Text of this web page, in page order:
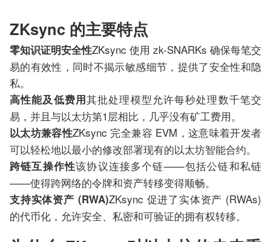
ZKsync 的主要特点
零知识证明安全性ZKsync 使用 zk-SNARKs 确保每笔交
易的有效性，同时不揭示敏感细节，提供了安全性和隐
私。
高性能及低费用其批处理模型允许每秒处理数千笔交
易，并且与以太坊第1层相比，几乎没有矿工费用。
以太坊兼容性ZKsync 完全兼容 EVM，这意味着开发者
可以轻松地以最小的修改部署现有的以太坊智能合约。
跨链互操作性该协议连接多个链——包括公链和私链
——使得跨网络的令牌和资产转移变得顺畅。
支持实体资产 (RWA)ZKsync 促进了实体资产 (RWAs)
的代币化，允许安全、私密和可验证的拥有权转移。